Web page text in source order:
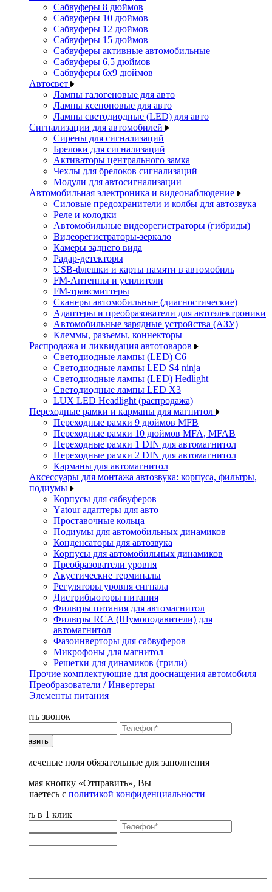
Сабвуферы 8 дюймов
Сабвуферы 10 дюймов
Сабвуферы 12 дюймов
Сабвуферы 15 дюймов
Сабвуферы активные автомобильные
Сабвуферы 6,5 дюймов
Сабвуферы 6x9 дюймов
Автосвет
Лампы галогеновые для авто
Лампы ксеноновые для авто
Лампы светодиодные (LED) для авто
Сигнализации для автомобилей
Сирены для сигнализаций
Брелоки для сигнализаций
Активаторы центрального замка
Чехлы для брелоков сигнализаций
Модули для автосигнализации
Автомобильная электроника и видеонаблюдение
Силовые предохранители и колбы для автозвука
Реле и колодки
Автомобильные видеорегистраторы (гибриды)
Видеорегистраторы-зеркало
Камеры заднего вида
Радар-детекторы
USB-флешки и карты памяти в автомобиль
FM-Антенны и усилители
FM-трансмиттеры
Сканеры автомобильные (диагностические)
Адаптеры и преобразователи для автоэлектроники
Автомобильные зарядные устройства (АЗУ)
Клеммы, разъемы, коннекторы
Распродажа и ликвидация автотоваров
Светодиодные лампы (LED) C6
Светодиодные лампы LED S4 ninja
Светодиодные лампы (LED) Hedlight
Светодиодные лампы LED X3
LUX LED Headlight (распродажа)
Переходные рамки и карманы для магнитол
Переходные рамки 9 дюймов MFB
Переходные рамки 10 дюймов MFA, MFAB
Переходные рамки 1 DIN для автомагнитол
Переходные рамки 2 DIN для автомагнитол
Карманы для автомагнитол
Аксессуары для монтажа автозвука: корпуса, фильтры,
подиумы
Корпусы для сабвуферов
Yаtour адаптеры для авто
Проставочные кольца
Подиумы для автомобильных динамиков
Конденсаторы для автозвука
Корпусы для автомобильных динамиков
Преобразователи уровня
Акустические терминалы
Регуляторы уровня сигнала
Дистрибьюторы питания
Фильтры питания для автомагнитол
Фильтры RCA (Шумоподавители) для
автомагнитол
Фазоинверторы для сабвуферов
Микрофоны для магнитол
Решетки для динамиков (грили)
Прочие комплектующие для дооснащения автомобиля
Преобразователи / Инвертеры
Элементы питания
Заказать звонок
Отправить
* - отмеченые поля обязательные для заполнения
Нажимая кнопку «Отправить», Вы
соглашаетесь с политикой конфиденциальности
Купить в 1 клик